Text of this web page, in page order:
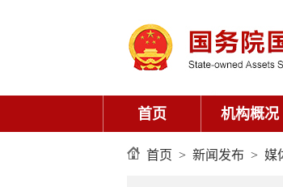
首页 机构概况
首页 > 新闻发布 > 媒